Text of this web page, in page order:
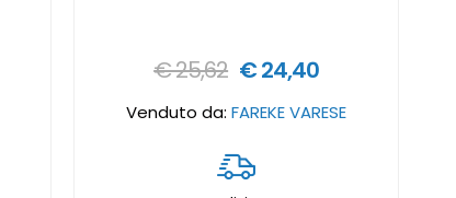
€ 25,62 € 24,40
Venduto da:FAREKE VARESE